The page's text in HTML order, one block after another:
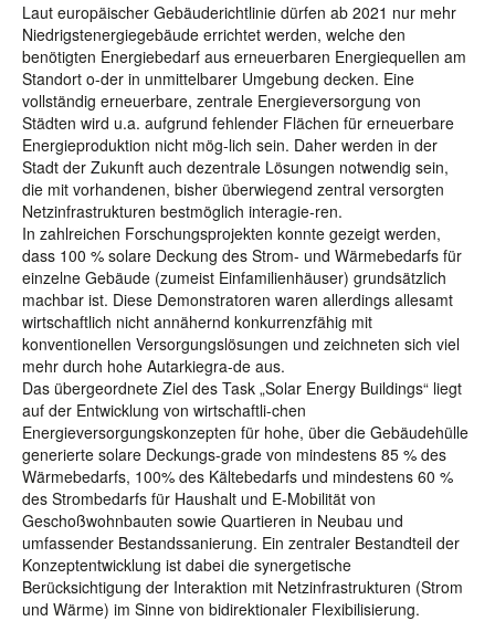
Laut europäischer Gebäuderichtlinie dürfen ab 2021 nur mehr
Niedrigstenergiegebäude errichtet werden, welche den
benötigten Energiebedarf aus erneuerbaren Energiequellen am
Standort o-der in unmittelbarer Umgebung decken. Eine
vollständig erneuerbare, zentrale Energieversorgung von
Städten wird u.a. aufgrund fehlender Flächen für erneuerbare
Energieproduktion nicht mög-lich sein. Daher werden in der
Stadt der Zukunft auch dezentrale Lösungen notwendig sein,
die mit vorhandenen, bisher überwiegend zentral versorgten
Netzinfrastrukturen bestmöglich interagie-ren.
In zahlreichen Forschungsprojekten konnte gezeigt werden,
dass 100 % solare Deckung des Strom- und Wärmebedarfs für
einzelne Gebäude (zumeist Einfamilienhäuser) grundsätzlich
machbar ist. Diese Demonstratoren waren allerdings allesamt
wirtschaftlich nicht annähernd konkurrenzfähig mit
konventionellen Versorgungslösungen und zeichneten sich viel
mehr durch hohe Autarkiegra-de aus.
Das übergeordnete Ziel des Task „Solar Energy Buildings“ liegt
auf der Entwicklung von wirtschaftli-chen
Energieversorgungskonzepten für hohe, über die Gebäudehülle
generierte solare Deckungs-grade von mindestens 85 % des
Wärmebedarfs, 100% des Kältebedarfs und mindestens 60 %
des Strombedarfs für Haushalt und E-Mobilität von
Geschoßwohnbauten sowie Quartieren in Neubau und
umfassender Bestandssanierung. Ein zentraler Bestandteil der
Konzeptentwicklung ist dabei die synergetische
Berücksichtigung der Interaktion mit Netzinfrastrukturen (Strom
und Wärme) im Sinne von bidirektionaler Flexibilisierung.